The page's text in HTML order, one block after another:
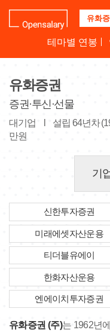
업
명
테마별 연봉
유화증권
증권·투신·선물
대기업 설립 64년차
만원
기
신한투자증권
미래에셋자산운용
티더블유에이
한화자산운용
엔에이치투자증권
유화증권 (주)는 1962년